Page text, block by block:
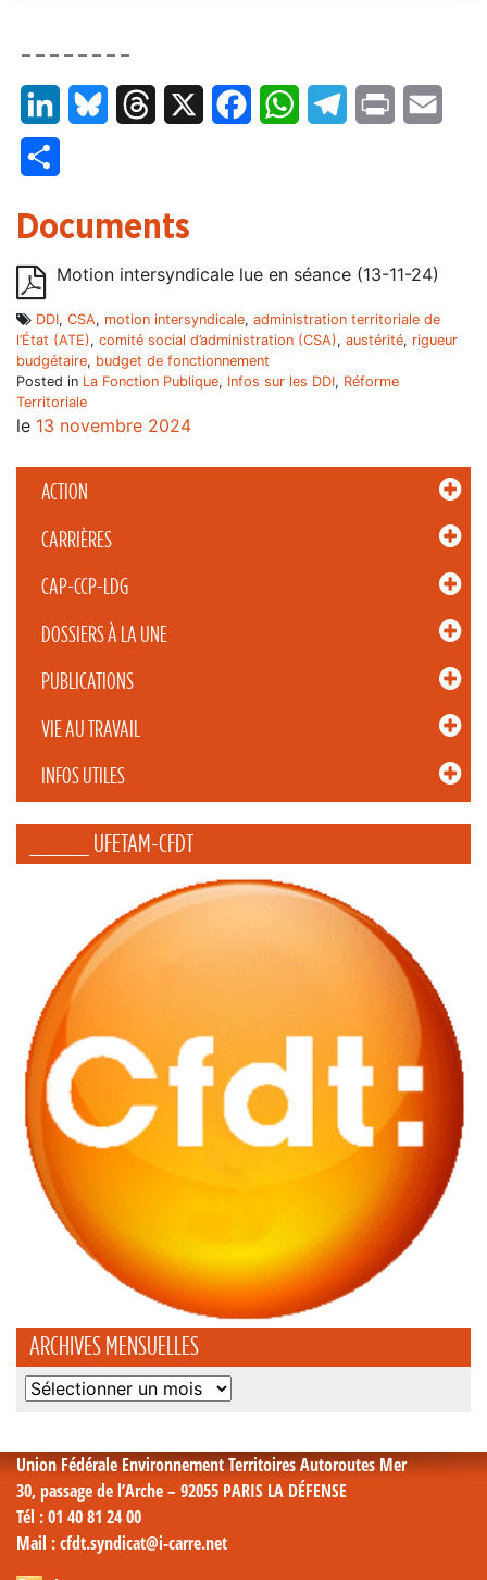
ACTION
CARRIÈRES
CAP-CCP-LDG
DOSSIERS À LA UNE
PUBLICATIONS
VIE AU TRAVAIL
INFOS UTILES
_____ UFETAM-CFDT
ARCHIVES MENSUELLES
Archives
– – – – – – – –
LinkedInBluesky Threads FacebookWhatsAppTelegram
Print
Documents
Motion intersyndicale lue en séance (13-11-24)
DDI, CSA, motion intersyndicale, administration territoriale de
l’État (ATE), comité social d’administration (CSA), austérité, rigueur
budgétaire, budget de fonctionnement
Posted in La Fonction Publique, Infos sur les DDI, Réforme
Territoriale
le 13 novembre 2024
Union Fédérale Environnement Territoires Autoroutes Mer
30, passage de l’Arche – 92055 PARIS LA DÉFENSE
Tél : 01 40 81 24 00
Mail : cfdt.syndicat@i-carre.net